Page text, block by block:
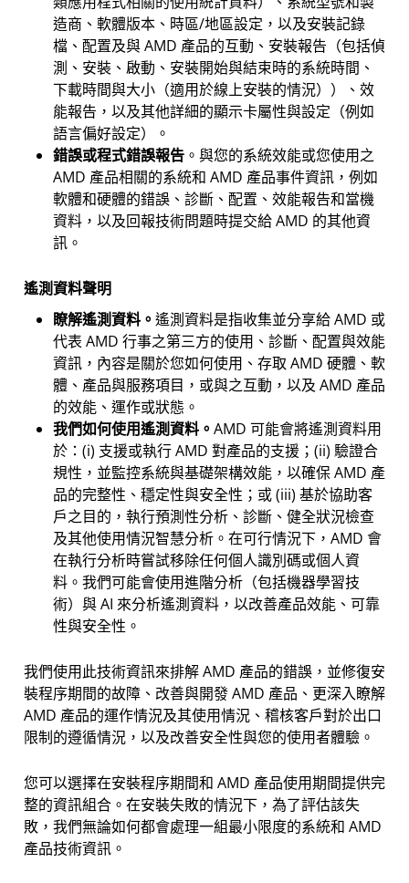
造商、軟體版本、時區/地區設定，以及安裝記錄
檔、配置及與 AMD 產品的互動、安裝報告（包括偵
測、安裝、啟動、安裝開始與結束時的系統時間、
下載時間與大小（適用於線上‍安裝的情況））、效
能報告，以及其他詳細的顯示卡屬性與設定（例如
語言偏好設定）。
錯誤或程式錯誤報告 。與您的系統效能或您使用之
AMD 產品相關的系統和 AMD 產品事件資訊，例如
軟體和硬體的錯誤、診斷、配置、效能報告和當機
資料，以及回報技術問題時提交給 AMD 的其他資
訊。
遙測資料聲明
瞭解遙測資料。 遙測資料是指收集並分享給 AMD 或
代表 AMD 行事之第三方的使用、診斷、配置與效能
資訊，內容是關於您如何使用、存取 AMD 硬體、軟
體、產品與服務項目，或與之互動，以及 AMD 產品
的效能、運作或狀態。
我們如何使用遙測資料。 AMD 可能會將遙測資料用
於：(i) 支援或執行 AMD 對產品的支援；(ii) 驗證合
規性，並監控系統與基礎架構效能，以確保 AMD 產
品的完整性、穩定性與安全性；或 (iii) 基於協助客
戶之目的，執行預測性分析、診斷、健全狀況檢查
及其他使用情況智慧分析。在可行情況下，AMD 會
在執行分析時嘗試移除任何個人識別碼或個人資
料。我們可能會使用進階分析（包括機器學習技
術）與 AI 來分析遙測資料，以改善產品效能、可靠
性與安全性。
我們使用此技術資訊來排解 AMD 產品的錯誤，並修復安
裝程序期間的故障、改善與開發 AMD 產品、更深入瞭解
AMD 產品的運作情況及其使用情況、稽核客戶對於出口
限制的遵循情況，以及改善安全性與您的使用者體驗。
您可以選擇在安裝程序期間和 AMD 產品使用期間提供完
整的資訊組合。在安裝失敗的情況下，為了評估該失
敗，我們無論如何都會處理一組最小限度的系統和 AMD
產品技術資訊。